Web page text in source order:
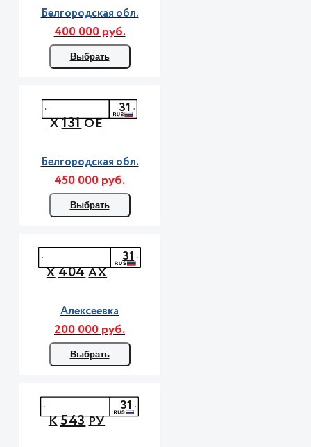
Белгородская обл.
400 000 руб.
Выбрать
Х131ОЕ
31
Белгородская обл.
450 000 руб.
Выбрать
Х404АХ
31
Алексеевка
200 000 руб.
Выбрать
К543РУ
31